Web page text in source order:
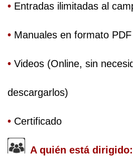
• Entradas ilimitadas al
• Manuales en formato
• Videos (Online, sin
descargarlos)
• Certificado
A quién está dirigido: